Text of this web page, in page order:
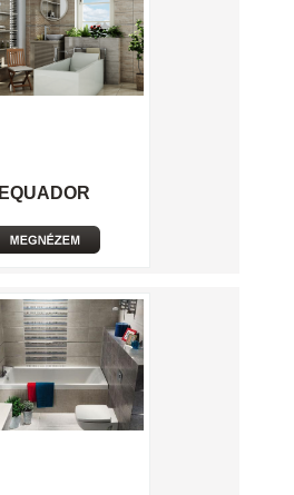
EQUADOR